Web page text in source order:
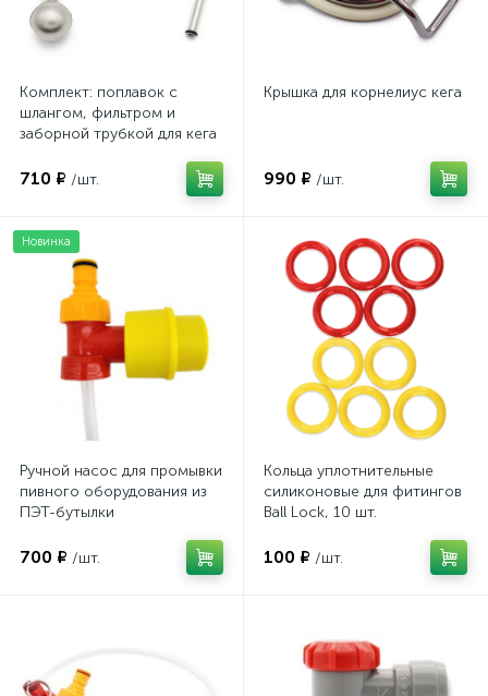
Комплект: поплавок с
шлангом, фильтром и
заборной трубкой для кега
710 ₽ /шт.
Крышка для корнелиус кега
990 ₽ /шт.
Новинка
Ручной насос для промывки
пивного оборудования из
ПЭТ-бутылки
700 ₽ /шт.
Кольца уплотнительные
силиконовые для фитингов
Ball Lock, 10 шт.
100 ₽ /шт.